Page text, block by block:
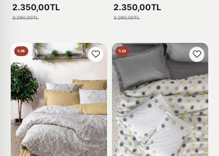
2.350,00TL
3.290,00TL
2.350,00TL
3.290,00TL
%26 %23